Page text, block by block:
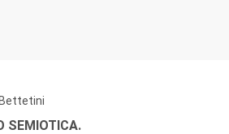
SEMIOTICA.